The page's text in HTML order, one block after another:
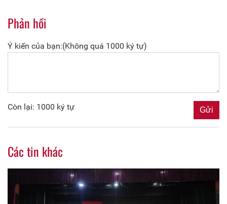
Phản hồi
Ý kiến của bạn:(Không quá 1000 ký tự)
Còn lại: 1000 ký tự
Các tin khác